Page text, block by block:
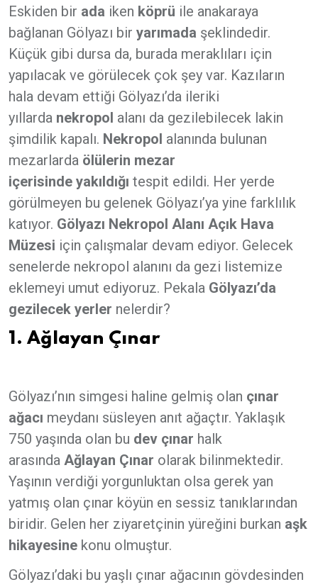
Eskiden bir ada iken köprü ile anakaraya
bağlanan Gölyazı bir yarımada şeklindedir.
Küçük gibi dursa da, burada meraklıları için
yapılacak ve görülecek çok şey var. Kazıların
hala devam ettiği Gölyazı’da ileriki
yıllarda nekropol alanı da gezilebilecek lakin
şimdilik kapalı. Nekropol alanında bulunan
mezarlarda ölülerin mezar
içerisinde yakıldığı tespit edildi. Her yerde
görülmeyen bu gelenek Gölyazı’ya yine farklılık
katıyor. Gölyazı Nekropol Alanı Açık Hava
Müzesi için çalışmalar devam ediyor. Gelecek
senelerde nekropol alanını da gezi listemize
eklemeyi umut ediyoruz. Pekala Gölyazı’da
gezilecek yerler nelerdir?
1. Ağlayan Çınar
Gölyazı’nın simgesi haline gelmiş olan çınar
ağacı meydanı süsleyen anıt ağaçtır. Yaklaşık
750 yaşında olan bu dev çınar halk
arasında Ağlayan Çınar olarak bilinmektedir.
Yaşının verdiği yorgunluktan olsa gerek yan
yatmış olan çınar köyün en sessiz tanıklarından
biridir. Gelen her ziyaretçinin yüreğini burkan aşk
hikayesine konu olmuştur.
Gölyazı’daki bu yaşlı çınar ağacının gövdesinden